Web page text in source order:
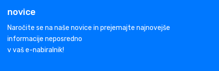
novice
Naročite se na naše novice in prejemajte najnovejše
informacije neposredno
v vaš e-nabiralnik!